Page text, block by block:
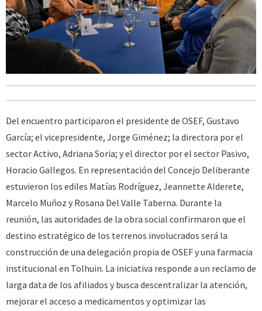
Del encuentro participaron el presidente de OSEF, Gustavo
García; el vicepresidente, Jorge Giménez; la directora por el
sector Activo, Adriana Soria; y el director por el sector Pasivo,
Horacio Gallegos. En representación del Concejo Deliberante
estuvieron los ediles Matías Rodríguez, Jeannette Alderete,
Marcelo Muñoz y Rosana Del Valle Taberna. Durante la
reunión, las autoridades de la obra social confirmaron que el
destino estratégico de los terrenos involucrados será la
construcción de una delegación propia de OSEF y una farmacia
institucional en Tolhuin. La iniciativa responde a un reclamo de
larga data de los afiliados y busca descentralizar la atención,
mejorar el acceso a medicamentos y optimizar las